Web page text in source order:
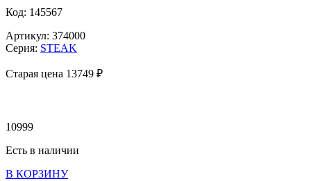
Код: 145567
Артикул: 374000
Серия: STEAK
Старая цена 13749 ₽
10999
Есть в наличии
В КОРЗИНУ